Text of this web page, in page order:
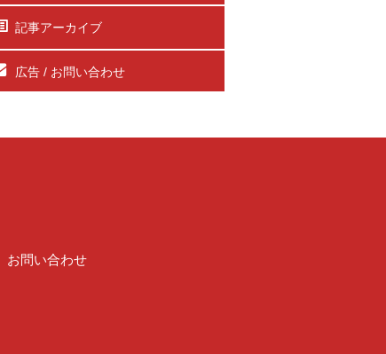
記事アーカイブ
広告 / お問い合わせ
お問い合わせ